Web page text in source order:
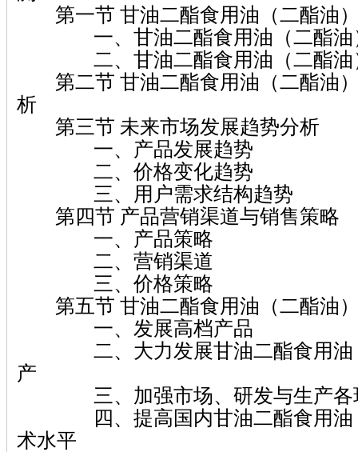
第一节 甘油二酯食用油（二酯油
一、甘油二酯食用油（二酯油
二、甘油二酯食用油（二酯油
第二节 甘油二酯食用油（二酯油
析
第三节 未来市场发展趋势分析
一、产品发展趋势
二、价格变化趋势
三、用户需求结构趋势
第四节 产品营销渠道与销售策略
一、产品策略
二、营销渠道
三、价格策略
第五节 甘油二酯食用油（二酯油
一、发展高档产品
二、大力发展甘油二酯食用油
产
三、加强市场、研发与生产各
四、提高国内甘油二酯食用油
术水平